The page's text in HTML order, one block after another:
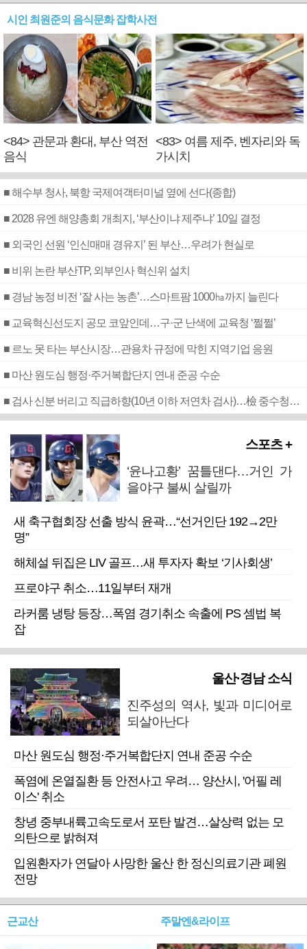
시인 최원준의 음식문화 잡학사전
<84> 관문과 환대, 부산 역전
음식
<83> 여름 제주, 벤자리와 독
가시치
■ 해수부 청사, 북항 국제여객터미널 옆에 선다(종합)
■ 2028 유엔 해양총회 개최지, ‘부산이냐 제주냐’ 10일 결정
■ 외국인 선원 ‘인신매매 경유지’ 된 부산…우려가 현실로
■ 비위 논란 부산TP, 외부인사 혁신위 설치
■ 경남 농정 비전 ‘잘 사는 농촌’…스마트팜 1000㏊까지 늘린다
■ 교육혁신선도지 공모 코앞인데…구·군 난색에 교육청 ‘쩔쩔’
■ 르노 못 타는 부산시장…관용차 규정에 막힌 지역기업 응원
■ 마산 원도심 행정·주거복합단지 연내 준공 수순
■ 검사 신분 버리고 직급하향(10년 이하 저연차 검사)…檢 중수청행 기피
스포츠 +
‘윤나고황’ 꿈틀댄다…거인 가
을야구 불씨 살릴까
새 축구협회장 선출 방식 윤곽…“선거인단 192→2만
명”
해체설 뒤집은 LIV 골프…새 투자자 확보 ‘기사회생’
프로야구 취소…11일부터 재개
라커룸 냉탕 등장…폭염 경기취소 속출에 PS 셈법 복
잡
울산·경남 소식
진주성의 역사, 빛과 미디어로
되살아난다
마산 원도심 행정·주거복합단지 연내 준공 수순
폭염에 온열질환 등 안전사고 우려… 양산시, '어필 레
이스' 취소
창녕 중부내륙고속도로서 포탄 발견…살상력 없는 모
의탄으로 밝혀져
입원환자가 연달아 사망한 울산 한 정신의료기관 폐원
전망
근교산 주말엔&라이프